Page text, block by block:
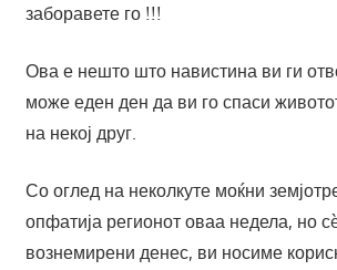
заборавете го !!!
Ова е нешто што навистина ви ги
може еден ден да ви го спаси
на некој друг.
Со оглед на неколкуте моќни
опфатија регионот оваа недела, но
вознемирени денес, ви носиме